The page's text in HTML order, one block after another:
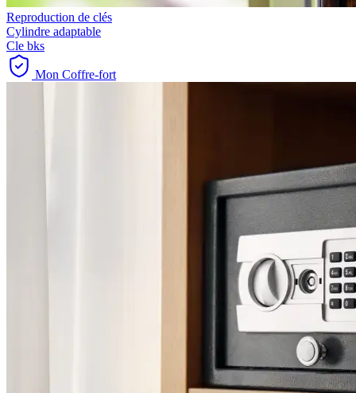
Reproduction de clés
Cylindre adaptable
Cle bks
Mon Coffre-fort